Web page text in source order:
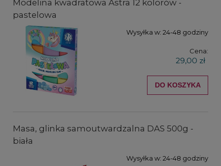
Modelina kwadratowa Astra 12 kolorów -
pastelowa
Wysyłka w: 24-48 godziny
Cena:
29,00 zł
DO KOSZYKA
Masa, glinka samoutwardzalna DAS 500g -
biała
Wysyłka w: 24-48 godziny